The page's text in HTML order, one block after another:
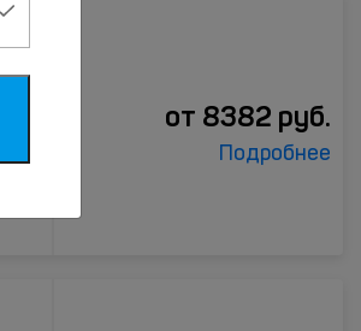
от 8382 руб.
Подробнее